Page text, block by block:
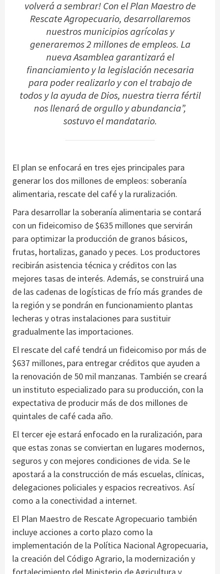
volverá a sembrar! Con el Plan Maestro de
Rescate Agropecuario, desarrollaremos
nuestros municipios agrícolas y
generaremos 2 millones de empleos. La
nueva Asamblea garantizará el
financiamiento y la legislación necesaria
para poder realizarlo y con el trabajo de
todos y la ayuda de Dios, nuestra tierra fértil
nos llenará de orgullo y abundancia”,
sostuvo el mandatario.
El plan se enfocará en tres ejes principales para
generar los dos millones de empleos: soberanía
alimentaria, rescate del café y la ruralización.
Para desarrollar la soberanía alimentaria se contará
con un fideicomiso de $635 millones que servirán
para optimizar la producción de granos básicos,
frutas, hortalizas, ganado y peces. Los productores
recibirán asistencia técnica y créditos con las
mejores tasas de interés. Además, se construirá una
de las cadenas de logísticas de frío más grandes de
la región y se pondrán en funcionamiento plantas
lecheras y otras instalaciones para sustituir
gradualmente las importaciones.
El rescate del café tendrá un fideicomiso por más de
$637 millones, para entregar créditos que ayuden a
la renovación de 50 mil manzanas. También se creará
un instituto especializado para su producción, con la
expectativa de producir más de dos millones de
quintales de café cada año.
El tercer eje estará enfocado en la ruralización, para
que estas zonas se conviertan en lugares modernos,
seguros y con mejores condiciones de vida. Se le
apostará a la construcción de más escuelas, clínicas,
delegaciones policiales y espacios recreativos. Así
como a la conectividad a internet.
El Plan Maestro de Rescate Agropecuario también
incluye acciones a corto plazo como la
implementación de la Política Nacional Agropecuaria,
la creación del Código Agrario, la modernización y
fortalecimiento del Ministerio de Agricultura y